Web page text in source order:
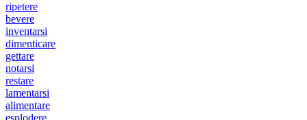
ripetere
bevere
inventarsi
dimenticare
gettare
notarsi
restare
lamentarsi
alimentare